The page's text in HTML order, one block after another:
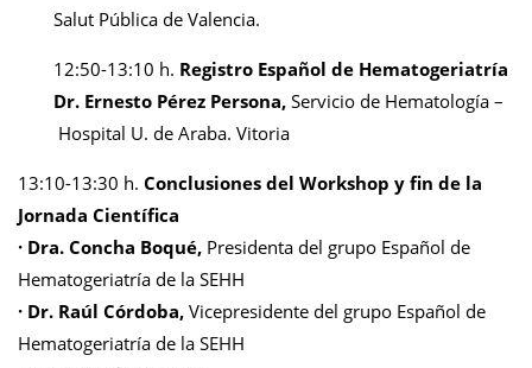
Salut Pública de Valencia.
12:50-13:10 h. Registro Español de Hematogeriatría
Dr. Ernesto Pérez Persona, Servicio de Hematología –
Hospital U. de Araba. Vitoria
13:10-13:30 h. Conclusiones del Workshop y fin de la
Jornada Científica
· Dra. Concha Boqué, Presidenta del grupo Español de
Hematogeriatría de la SEHH
· Dr. Raúl Córdoba, Vicepresidente del grupo Español de
Hematogeriatría de la SEHH